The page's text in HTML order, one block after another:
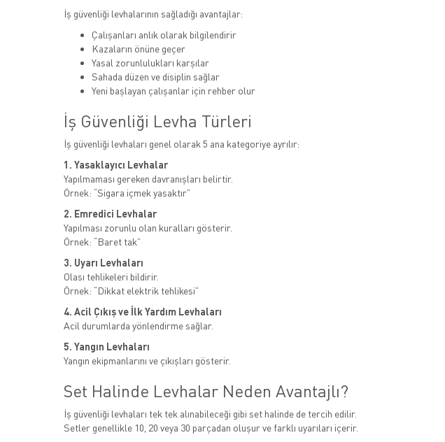
İş güvenliği levhalarının sağladığı avantajlar:
Çalışanları anlık olarak bilgilendirir
Kazaların önüne geçer
Yasal zorunlulukları karşılar
Sahada düzen ve disiplin sağlar
Yeni başlayan çalışanlar için rehber olur
İş Güvenliği Levha Türleri
İş güvenliği levhaları genel olarak 5 ana kategoriye ayrılır:
1. Yasaklayıcı Levhalar
Yapılmaması gereken davranışları belirtir.
Örnek: “Sigara içmek yasaktır”
2. Emredici Levhalar
Yapılması zorunlu olan kuralları gösterir.
Örnek: “Baret tak”
3. Uyarı Levhaları
Olası tehlikeleri bildirir.
Örnek: “Dikkat elektrik tehlikesi”
4. Acil Çıkış ve İlk Yardım Levhaları
Acil durumlarda yönlendirme sağlar.
5. Yangın Levhaları
Yangın ekipmanlarını ve çıkışları gösterir.
Set Halinde Levhalar Neden Avantajlı?
İş güvenliği levhaları tek tek alınabileceği gibi set halinde de tercih edilir.
Setler genellikle 10, 20 veya 30 parçadan oluşur ve farklı uyarıları içerir.